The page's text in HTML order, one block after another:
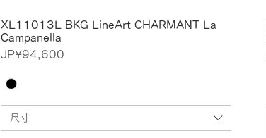
XL11013L BKG LineArt CHARMANT La
Campanella
價格
JP¥94,600
尺寸